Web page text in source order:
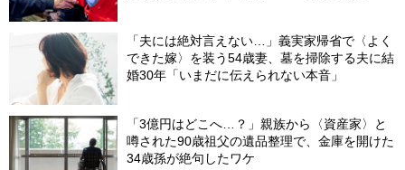
「夫には絶対言えない…」義実家帰省で〈よく
できた嫁〉を装う54歳妻、墓を掃除する夫に結
婚30年「いまだに伝えられない本音」
「3億円はどこへ…？」親族から〈資産家〉と
噂された90歳祖父の遺品整理で、金庫を開けた
34歳孫が絶句したワケ